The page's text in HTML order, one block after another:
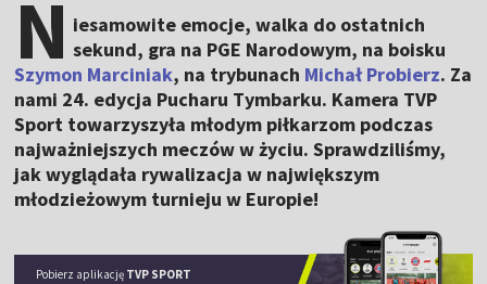
N iesamowite emocje, walka do ostatnich
sekund, gra na PGE Narodowym, na boisku
Szymon Marciniak, na trybunach Michał Probierz. Za
nami 24. edycja Pucharu Tymbarku. Kamera TVP
Sport towarzyszyła młodym piłkarzom podczas
najważniejszych meczów w życiu. Sprawdziliśmy,
jak wyglądała rywalizacja w największym
młodzieżowym turnieju w Europie!
Pobierz aplikację TVP SPORT